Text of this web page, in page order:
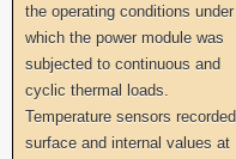
the operating conditions under
which the power module was
subjected to continuous and
cyclic thermal loads.
Temperature sensors recorded
surface and internal values at